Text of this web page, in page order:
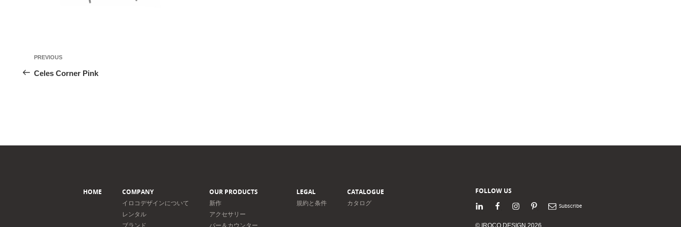
投
稿
シ
Previous
Post
PREVIOUS
Celes Corner Pink
HOME
COMPANY
イロコデザインについて
レンタル
OUR PRODUCTS
新作
アクセサリー
LEGAL
規約と条件
CATALOGUE
カタログ
FOLLOW US
LinkedInFacebookInstagramPinterestNewsletter